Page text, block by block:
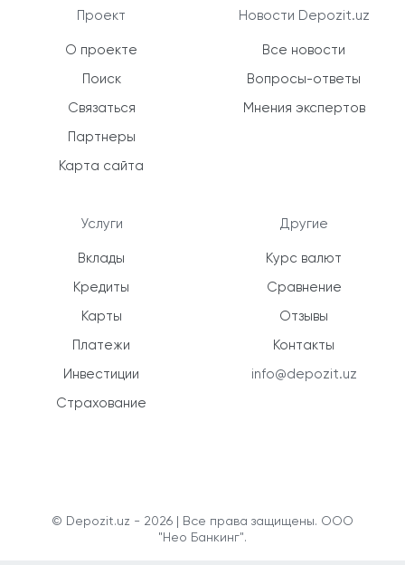
Проект
О проекте
Поиск
Связаться
Партнеры
Карта сайта
Услуги
Вклады
Кредиты
Карты
Платежи
Инвестиции
Страхование
Новости Depozit.uz
Все новости
Вопросы-ответы
Мнения экспертов
Другие
Курс валют
Сравнение
Отзывы
Контакты
info@depozit.uz
© Depozit.uz - 2026 | Все права защищены. ООО
"Нео Банкинг".